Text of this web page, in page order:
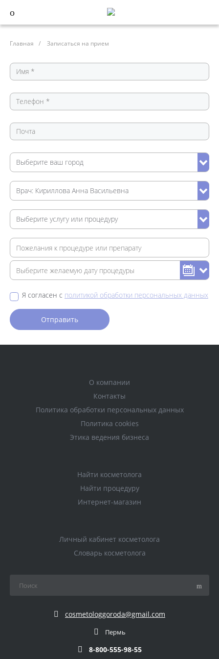
Главная / Записаться на прием
Я согласен с политикой обработки персональных данных
О компании
Контакты
Политика обработки персональных данных
Политика cookies
Этика ведения бизнеса
Найти косметолога
Найти процедуру
Интернет-магазин
Личный кабинет косметолога
Словарь косметолога
cosmetologgoroda@gmail.com
Пермь
8-800-555-98-55